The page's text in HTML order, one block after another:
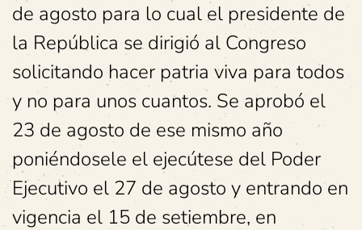
de agosto para lo cual el presidente de
la República se dirigió al Congreso
solicitando hacer patria viva para todos
y no para unos cuantos. Se aprobó el
23 de agosto de ese mismo año
poniéndosele el ejecútese del Poder
Ejecutivo el 27 de agosto y entrando en
vigencia el 15 de setiembre, en